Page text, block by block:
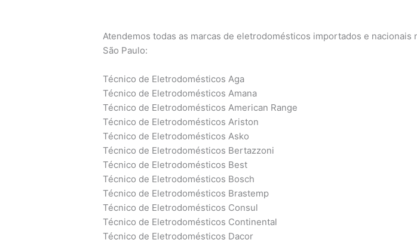
Atendemos todas as marcas de eletrodomésticos importados e nacionais
São Paulo:
Técnico de Eletrodomésticos Aga
Técnico de Eletrodomésticos Amana
Técnico de Eletrodomésticos American Range
Técnico de Eletrodomésticos Ariston
Técnico de Eletrodomésticos Asko
Técnico de Eletrodomésticos Bertazzoni
Técnico de Eletrodomésticos Best
Técnico de Eletrodomésticos Bosch
Técnico de Eletrodomésticos Brastemp
Técnico de Eletrodomésticos Consul
Técnico de Eletrodomésticos Continental
Técnico de Eletrodomésticos Dacor